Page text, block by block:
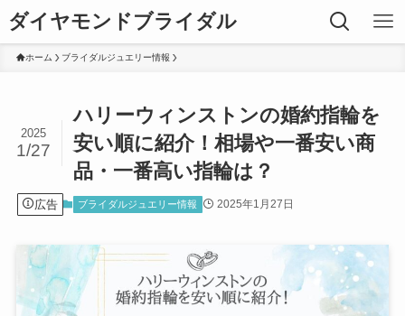
ダイヤモンドブライダル
ホーム ブライダルジュエリー情報
ハリーウィンストンの婚約指輪を
安い順に紹介！相場や一番安い商
品・一番高い指輪は？
2025
1/27
広告 ブライダルジュエリー情報 2025年1月27日